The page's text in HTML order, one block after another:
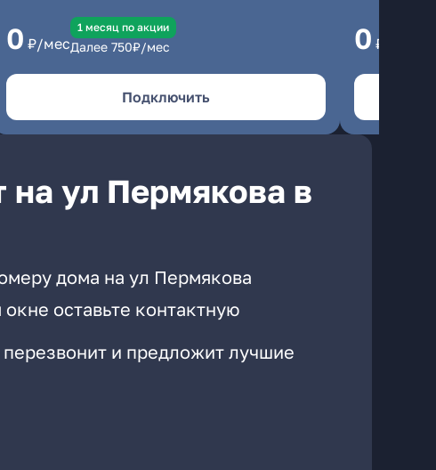
0 ₽/мес
1 месяц по акции
Далее 750₽/мес
Подключить
0 ₽/мес
на ул Пермякова в
дома на ул Пермякова
оставьте контактную
и предложит лучшие